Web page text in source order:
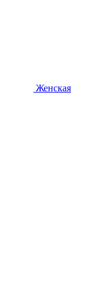
Женская